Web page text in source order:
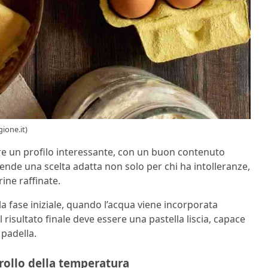
un profilo interessante, con un buon contenuto
una scelta adatta non solo per chi ha intolleranze,
raffinate.
fase iniziale, quando l’acqua viene incorporata
finale deve essere una pastella liscia, capace
della temperatura